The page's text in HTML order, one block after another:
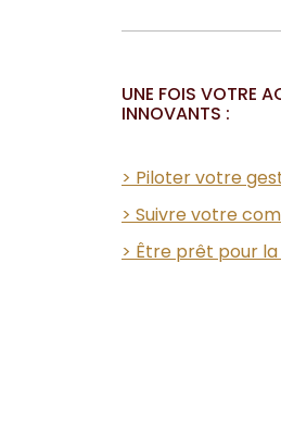
UNE FOIS VOTRE
INNOVANTS :
> Piloter votre
> Suivre votre
> Être prêt pour